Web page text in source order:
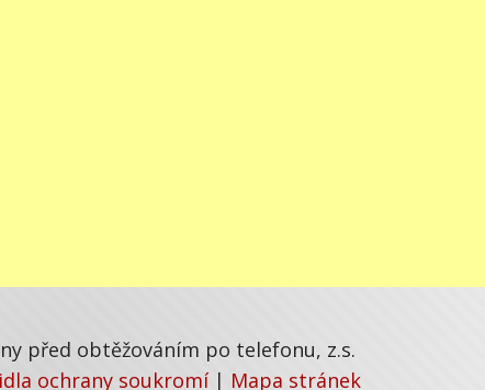
před obtěžováním po telefonu, z.s.
ochrany soukromí | Mapa stránek